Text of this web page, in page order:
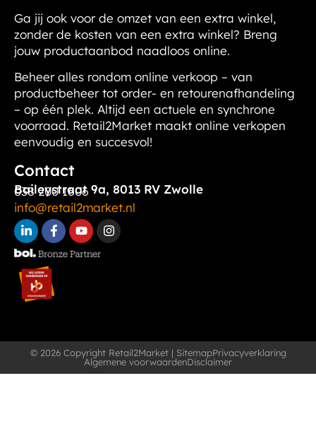
Ga jij ook voor de omzet van een extra winkel,
zonder de kosten van een extra winkel? Breng
jouw productaanbod naadloos online.
Beheer alles rondom online verkoop – van
productbeheer tot order- en retourenafhandeling
– op één plek. Altijd een actuele en synchrone
voorraad. Retail2Market maakt online verkopen
eenvoudig en succesvol!
Contact
Baileystraat 9a, 8013 RV Zwolle
038 200 1606
info@retail2market.nl
© 2026 Copyright Retail2Market | SitemapPrivacyverklaring
Algemene voorwaardenDisclaimer